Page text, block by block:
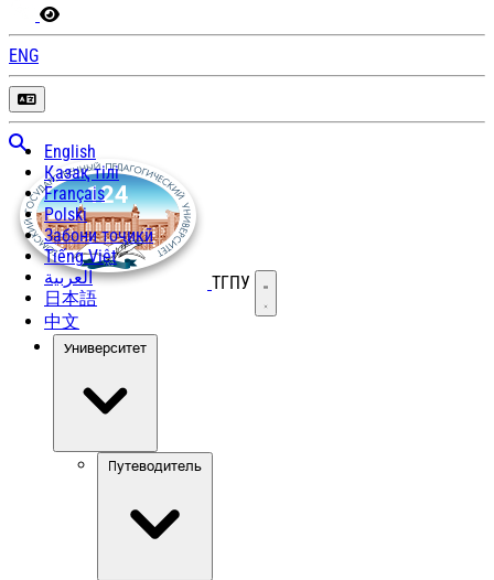
ENG
English
Қазақ тілі
Français
Polski
Забони тоҷикӣ
Tiếng Việt
العربية
日本語
中文
ТГПУ Открыть меню
Университет
Путеводитель